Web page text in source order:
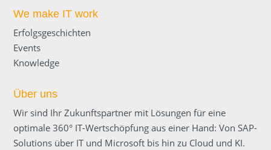
We make IT work
Erfolgsgeschichten
Events
Knowledge
Über uns
Wir sind Ihr Zukunftspartner mit Lösungen für eine
optimale 360° IT-Wertschöpfung aus einer Hand: Von SAP-
Solutions über IT und Microsoft bis hin zu Cloud und KI.